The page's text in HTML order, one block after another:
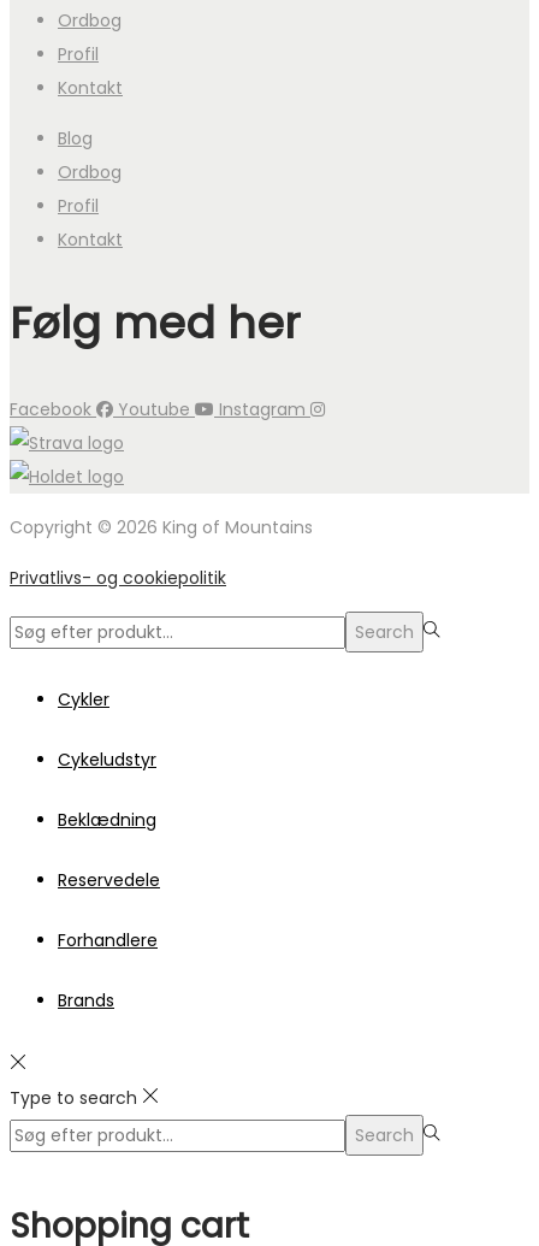
Ordbog
Profil
Kontakt
Blog
Ordbog
Profil
Kontakt
Følg med her
Facebook Youtube Instagram
Copyright © 2026 King of Mountains
Privatlivs- og cookiepolitik
Search
Search
Cykler
Cykeludstyr
Beklædning
Reservedele
Forhandlere
Brands
Type to search
Search
Search
Shopping cart